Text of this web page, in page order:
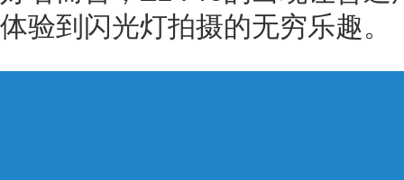
体验到闪光灯拍摄的无穷乐趣。